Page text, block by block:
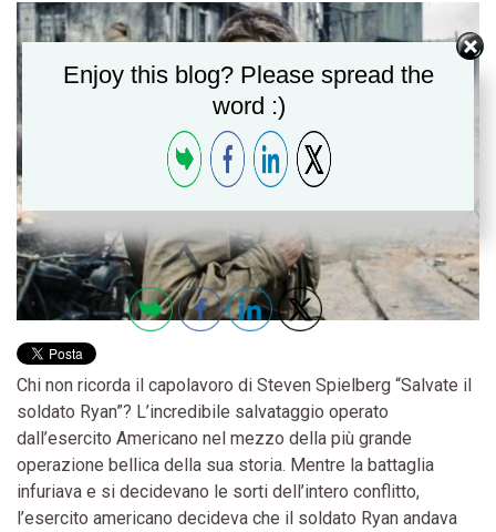
Chi non ricorda il capolavoro di Steven Spielberg “Salvate il
soldato Ryan”? L’incredibile salvataggio operato
dall’esercito Americano nel mezzo della più grande
operazione bellica della sua storia. Mentre la battaglia
infuriava e si decidevano le sorti dell’intero conflitto,
l’esercito americano decideva che il soldato Ryan andava
Enjoy this blog? Please spread the
word :)